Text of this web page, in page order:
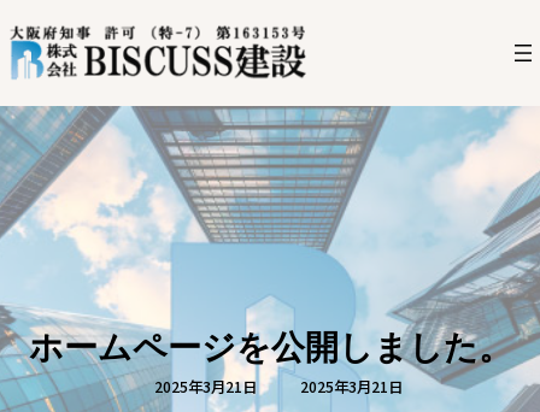
ン
テ
ン
ツ
へ
ス
キ
ッ
プ
ビ
ゲ
ー
シ
ョ
ン
に
移
動
ホームページを公開しました。
2025年3月21日 最
終
2025年3月21日